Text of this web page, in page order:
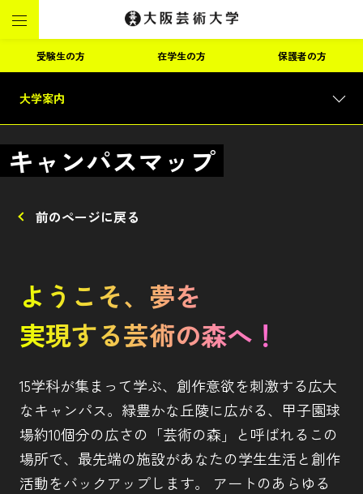
受験生の方 在学生の方 保護者の方
大学案内
キャンパスマップ
前のページに戻る
ようこそ、夢を
実現する芸術の森へ！
15学科が集まって学ぶ、創作意欲を刺激する広大
なキャンパス。緑豊かな丘陵に広がる、甲子園球
場約10個分の広さの「芸術の森」と呼ばれるこの
場所で、最先端の施設があなたの学生生活と創作
活動をバックアップします。 アートのあらゆる